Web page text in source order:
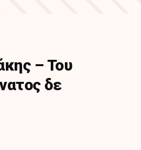
– Του
δε